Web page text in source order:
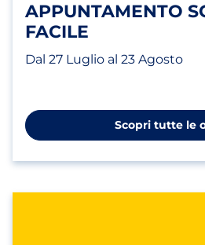
APPUNTAMENTO
FACILE
Dal 27 Luglio al 23 Agosto
Scopri tutte le